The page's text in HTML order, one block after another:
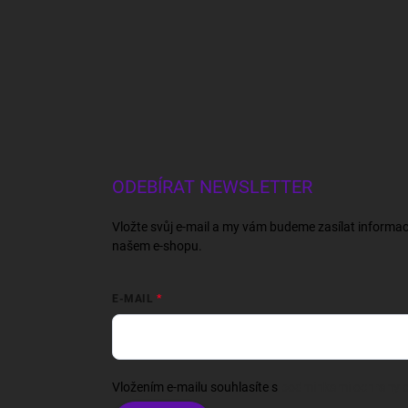
ODEBÍRAT NEWSLETTER
Vložte svůj e-mail a my vám budeme zasílat
našem e-shopu.
E-MAIL
Vložením e-mailu souhlasíte s